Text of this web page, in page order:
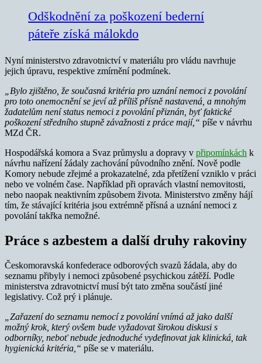
Odškodnění za poškození bederní
páteře získá málokdo
Nyní ministerstvo zdravotnictví v materiálu pro vládu navrhuje
jejich úpravu, respektive zmírnění podmínek.
„Bylo zjištěno, že současná kritéria pro uznání nemoci z povolání
pro toto onemocnění se jeví až příliš přísně nastavená, a mnohým
žadatelům není status nemoci z povolání přiznán, byť faktické
poškození středního stupně závažnosti z práce mají,“ píše v návrhu
MZd ČR.
Hospodářská komora a Svaz průmyslu a dopravy v připomínkách k
návrhu nařízení žádaly zachování původního znění. Nově podle
Komory nebude zřejmé a prokazatelné, zda přetížení vzniklo v práci
nebo ve volném čase. Například při opravách vlastní nemovitosti,
nebo naopak neaktivním způsobem života. Ministerstvo změny hájí
tím, že stávající kritéria jsou extrémně přísná a uznání nemoci z
povolání takřka nemožné.
Práce s azbestem a další druhy rakoviny
Českomoravská konfederace odborových svazů žádala, aby do
seznamu přibyly i nemoci způsobené psychickou zátěží. Podle
ministerstva zdravotnictví musí být tato změna součástí jiné
legislativy. Což prý i plánuje.
„Zařazení do seznamu nemocí z povolání vnímá až jako další
možný krok, který ovšem bude vyžadovat širokou diskusi s
odborníky, neboť nebude jednoduché vydefinovat jak klinická, tak
hygienická kritéria,“ píše se v materiálu.